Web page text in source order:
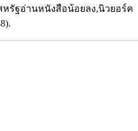
ฐอ่านหนังสือน้อยลง,นิวยอร์ค